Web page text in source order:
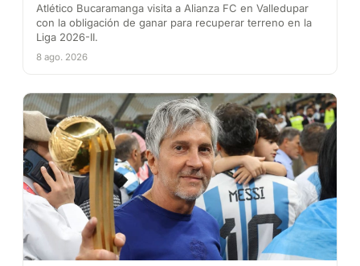
Atlético Bucaramanga visita a Alianza FC en Valledupar
con la obligación de ganar para recuperar terreno en la
Liga 2026-II.
8 ago. 2026